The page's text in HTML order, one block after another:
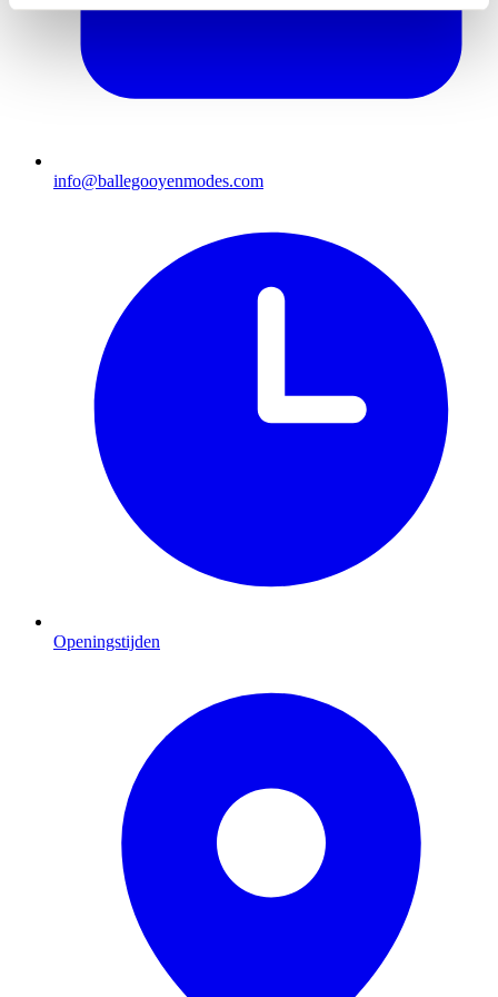
info@ballegooyenmodes.com
Openingstijden